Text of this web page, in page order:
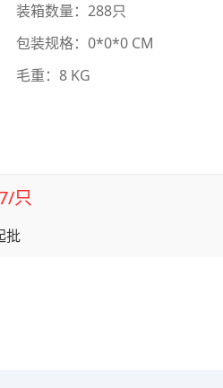
装箱数量：288只
包装规格：0*0*0 CM
毛重：8 KG
只
批